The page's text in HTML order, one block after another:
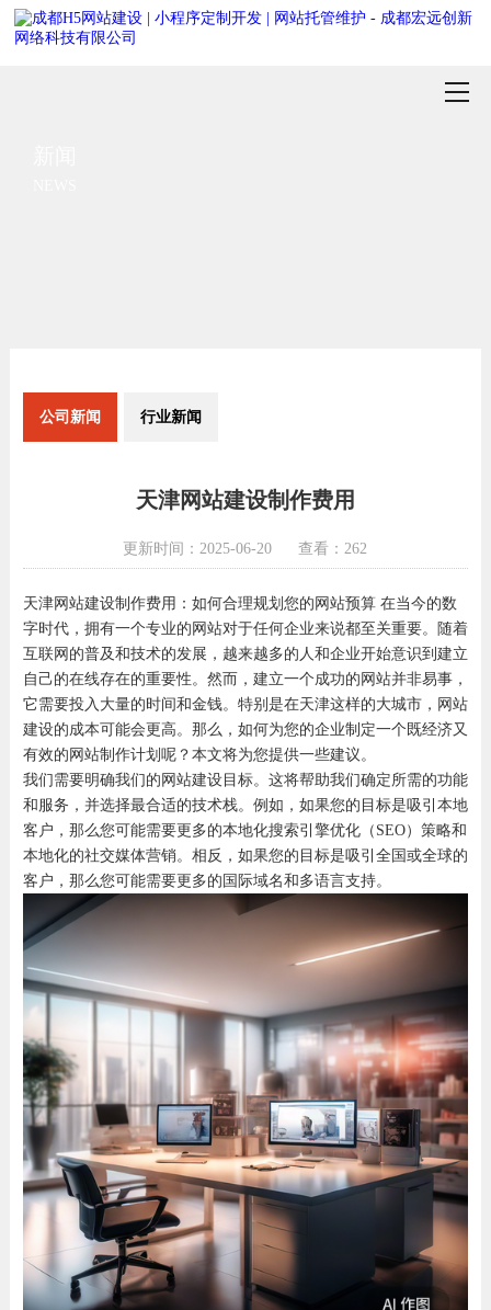
公司新闻 行业新闻
天津网站建设制作费用
更新时间：2025-06-20 查看：262
天津网站建设制作费用：如何合理规划您的网站预算 在当今的数
字时代，拥有一个专业的网站对于任何企业来说都至关重要。随着
互联网的普及和技术的发展，越来越多的人和企业开始意识到建立
自己的在线存在的重要性。然而，建立一个成功的网站并非易事，
它需要投入大量的时间和金钱。特别是在天津这样的大城市，网站
建设的成本可能会更高。那么，如何为您的企业制定一个既经济又
有效的网站制作计划呢？本文将为您提供一些建议。
我们需要明确我们的网站建设目标。这将帮助我们确定所需的功能
和服务，并选择最合适的技术栈。例如，如果您的目标是吸引本地
客户，那么您可能需要更多的本地化搜索引擎优化（SEO）策略和
本地化的社交媒体营销。相反，如果您的目标是吸引全国或全球的
客户，那么您可能需要更多的国际域名和多语言支持。